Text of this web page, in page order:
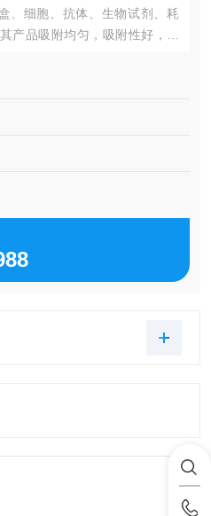
、细胞、抗体、生物试剂、耗
产品吸附均匀，吸附性好，空
，保证产品均能现货供应和产